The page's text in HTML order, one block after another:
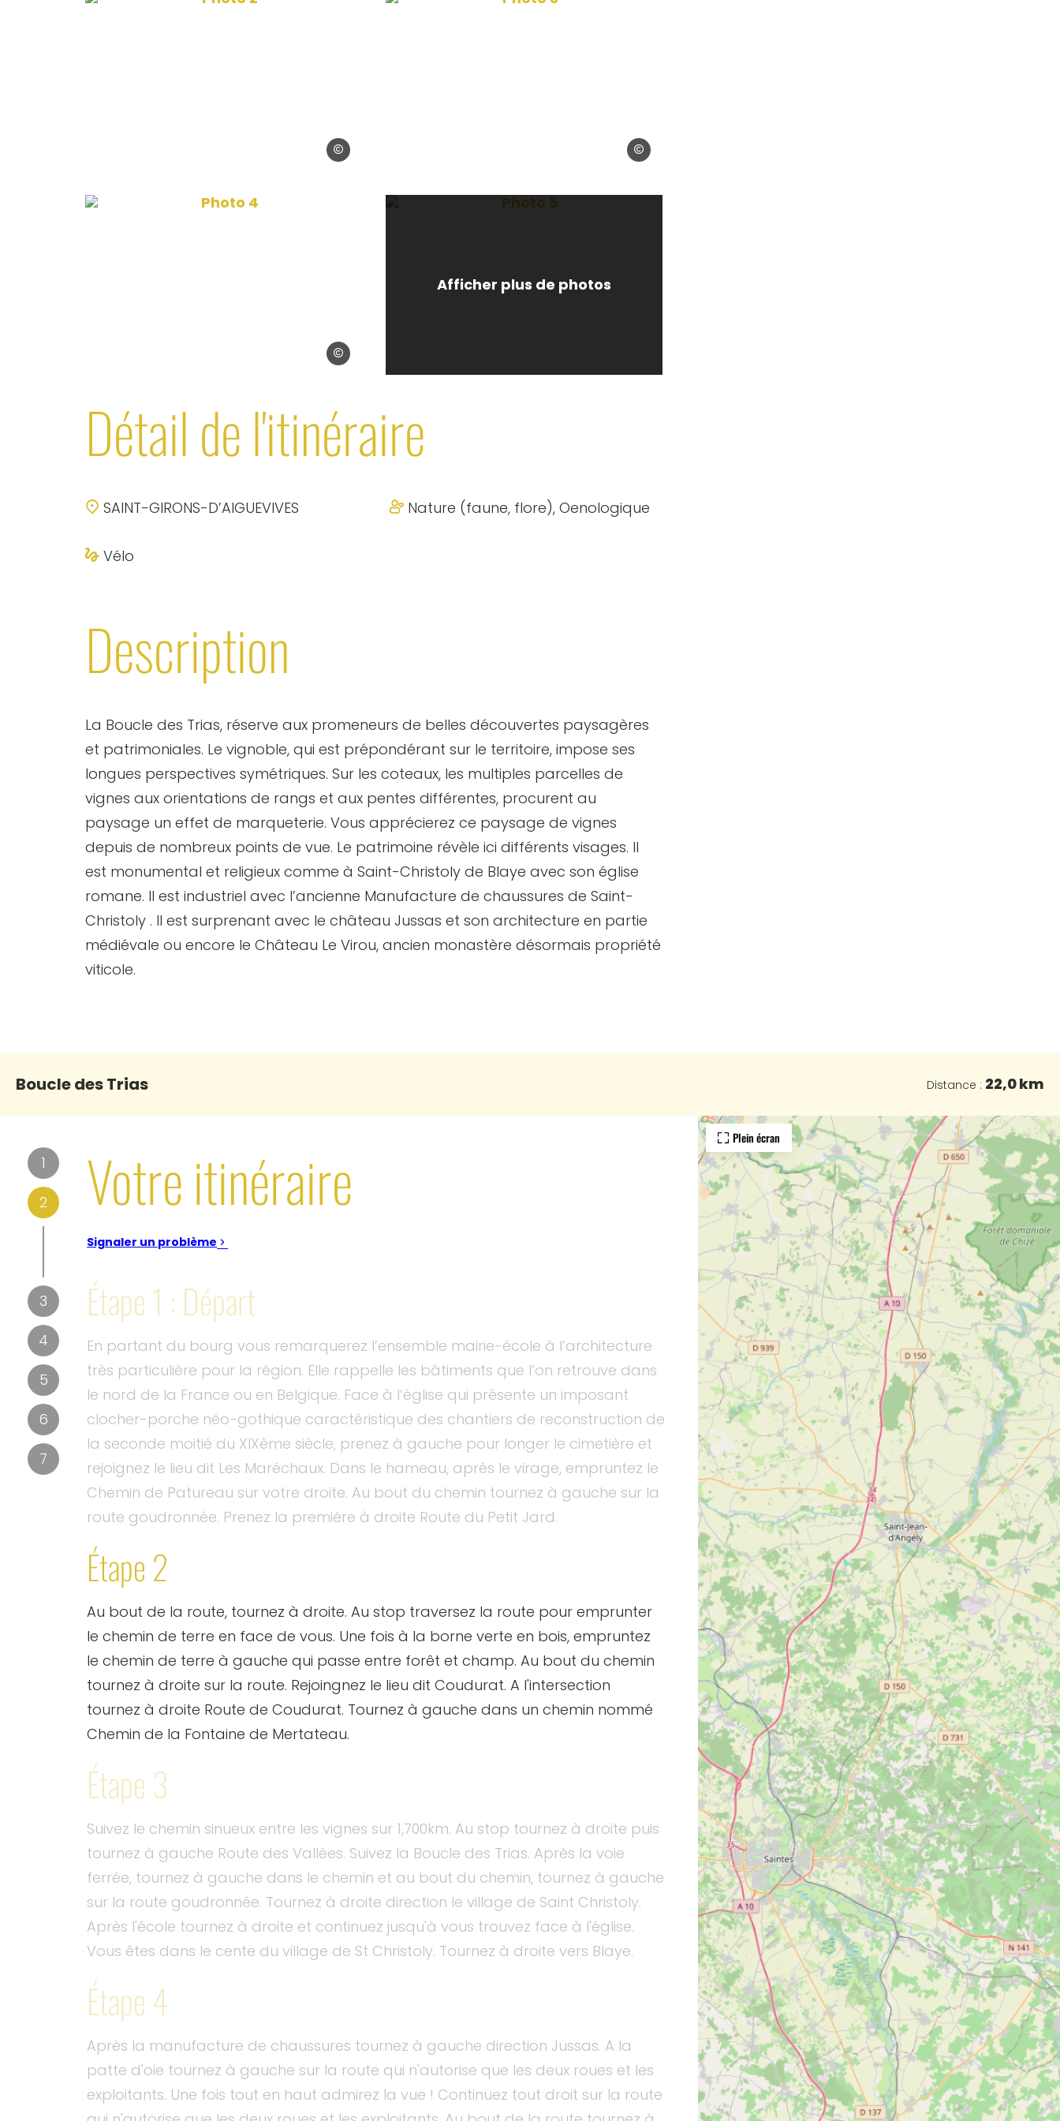
Crédit_photos_Office_Tourisme_LNG Crédit_photos_Office_Tourisme_LNG
Photo 4, © Crédit_photos_Office_Tourisme_LNG
Crédit_photos_Office_Tourisme_LNG
Afficher plus de photos
Photo 5, © Crédit_photos_Office_Tourisme_LNG
Détail de l'itinéraire
SAINT-GIRONS-D’AIGUEVIVES
Vélo
Nature (faune, flore), Oenologique
Description
La Boucle des Trias, réserve aux promeneurs de belles découvertes paysagères
et patrimoniales. Le vignoble, qui est prépondérant sur le territoire, impose ses
longues perspectives symétriques. Sur les coteaux, les multiples parcelles de
vignes aux orientations de rangs et aux pentes différentes, procurent au
paysage un effet de marqueterie. Vous apprécierez ce paysage de vignes
depuis de nombreux points de vue. Le patrimoine révèle ici différents visages. Il
est monumental et religieux comme à Saint-Christoly de Blaye avec son église
romane. Il est industriel avec l’ancienne Manufacture de chaussures de Saint-
Christoly . Il est surprenant avec le château Jussas et son architecture en partie
médiévale ou encore le Château Le Virou, ancien monastère désormais propriété
viticole.
Boucle des Trias Distance : 22,0 km
1
2
3
4
5
6
7
Votre itinéraire
Signaler un problème
Étape 1 : Départ
En partant du bourg vous remarquerez l’ensemble mairie-école à l’architecture
très particulière pour la région. Elle rappelle les bâtiments que l’on retrouve dans
le nord de la France ou en Belgique. Face à l’église qui présente un imposant
clocher-porche néo-gothique caractéristique des chantiers de reconstruction de
la seconde moitié du XIXème siècle, prenez à gauche pour longer le cimetière et
rejoignez le lieu dit Les Maréchaux. Dans le hameau, après le virage, empruntez le
Chemin de Patureau sur votre droite. Au bout du chemin tournez à gauche sur la
route goudronnée. Prenez la première à droite Route du Petit Jard.
Étape 2
Au bout de la route, tournez à droite. Au stop traversez la route pour emprunter
le chemin de terre en face de vous. Une fois à la borne verte en bois, empruntez
le chemin de terre à gauche qui passe entre forêt et champ. Au bout du chemin
tournez à droite sur la route. Rejoingnez le lieu dit Coudurat. A l'intersection
tournez à droite Route de Coudurat. Tournez à gauche dans un chemin nommé
Chemin de la Fontaine de Mertateau.
Étape 3
Suivez le chemin sinueux entre les vignes sur 1,700km. Au stop tournez à droite puis
tournez à gauche Route des Vallées. Suivez la Boucle des Trias. Après la voie
ferrée, tournez à gauche dans le chemin et au bout du chemin, tournez à gauche
sur la route goudronnée. Tournez à droite direction le village de Saint Christoly.
Après l'école tournez à droite et continuez jusqu'à vous trouvez face à l'église.
Vous êtes dans le cente du village de St Christoly. Tournez à droite vers Blaye.
Étape 4
Après la manufacture de chaussures tournez à gauche direction Jussas. A la
patte d'oie tournez à gauche sur la route qui n'autorise que les deux roues et les
exploitants. Une fois tout en haut admirez la vue ! Continuez tout droit sur la route
Plein écran